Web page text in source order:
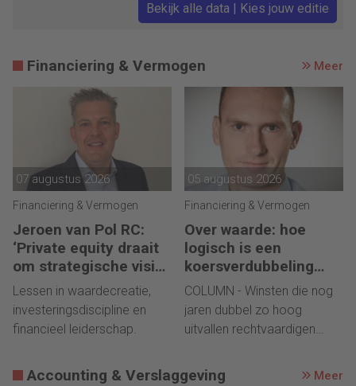
Bekijk alle data | Kies jouw editie
Financiering & Vermogen Meer
07 augustus 2026
Financiering & Vermogen
Jeroen van Pol RC:
‘Private equity draait
om strategische visie
én operational
excellence’
Lessen in waardecreatie,
investeringsdiscipline en
financieel leiderschap.
05 augustus 2026
Financiering & Vermogen
Over waarde: hoe
logisch is een
koersverdubbeling
eigenlijk?
COLUMN - Winsten die nog
jaren dubbel zo hoog
uitvallen rechtvaardigen
Accounting & Verslaggeving Meer